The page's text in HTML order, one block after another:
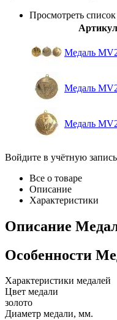
Просмотреть
Артикул
Медаль
Медаль
Медаль
Войдите в учётную
Все о товаре
Описание
Характеристики
Описание
Особенности
Характеристики медалей
Цвет медали
золото
Диаметр медали, мм.